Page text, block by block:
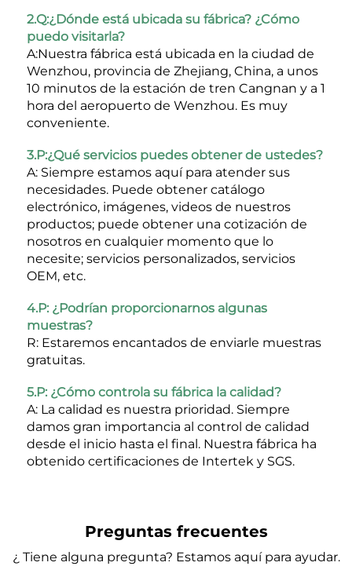
2.Q:¿Dónde está ubicada su fábrica? ¿Cómo
puedo visitarla?
A:Nuestra fábrica está ubicada en la ciudad de
Wenzhou, provincia de Zhejiang, China, a unos
10 minutos de la estación de tren Cangnan y a 1
hora del aeropuerto de Wenzhou. Es muy
conveniente.
A: Siempre estamos aquí para atender sus
necesidades. Puede obtener catálogo
electrónico, imágenes, videos de nuestros
productos; puede obtener una cotización de
nosotros en cualquier momento que lo
necesite; servicios personalizados, servicios
OEM, etc.
4.P: ¿Podrían proporcionarnos algunas
muestras?
R: Estaremos encantados de enviarle muestras
gratuitas.
5.P: ¿Cómo controla su fábrica la calidad?
A: La calidad es nuestra prioridad. Siempre
damos gran importancia al control de calidad
desde el inicio hasta el final. Nuestra fábrica ha
obtenido certificaciones de Intertek y SGS.
Preguntas frecuentes
¿ Tiene alguna pregunta? Estamos aquí para ayudar.